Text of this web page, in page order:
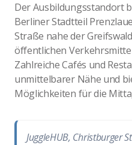
Der Ausbildungsstandort
Berliner Stadtteil
Straße nahe der
öffentlichen
Zahlreiche Cafés und
unmittelbarer Nähe und
Möglichkeiten für die
JuggleHUB, Christburger